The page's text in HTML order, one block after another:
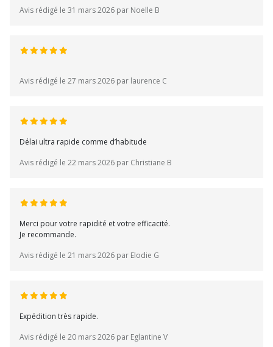
Avis rédigé le 31 mars 2026 par Noelle B
Avis rédigé le 27 mars 2026 par laurence C
Délai ultra rapide comme d’habitude
Avis rédigé le 22 mars 2026 par Christiane B
Merci pour votre rapidité et votre efficacité.
Je recommande.
Avis rédigé le 21 mars 2026 par Elodie G
Expédition très rapide.
Avis rédigé le 20 mars 2026 par Eglantine V